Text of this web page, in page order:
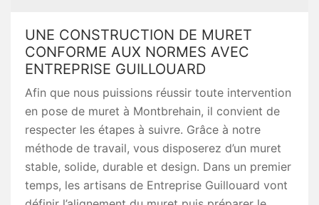
UNE CONSTRUCTION DE MURET
CONFORME AUX NORMES AVEC
ENTREPRISE GUILLOUARD
Afin que nous puissions réussir toute intervention
en pose de muret à Montbrehain, il convient de
respecter les étapes à suivre. Grâce à notre
méthode de travail, vous disposerez d’un muret
stable, solide, durable et design. Dans un premier
temps, les artisans de Entreprise Guillouard vont